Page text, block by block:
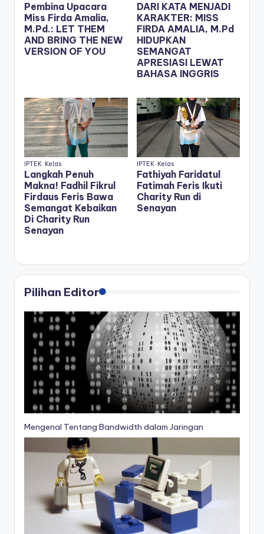
Pembina Upacara
Miss Firda Amalia,
M.Pd.: LET THEM
AND BRING THE NEW
VERSION OF YOU
DARI KATA MENJADI
KARAKTER: MISS
FIRDA AMALIA, M.Pd
HIDUPKAN
SEMANGAT
APRESIASI LEWAT
BAHASA INGGRIS
IPTEK Kelas
Langkah Penuh
Makna! Fadhil Fikrul
Firdaus Feris Bawa
Semangat Kebaikan
Di Charity Run
Senayan
IPTEK Kelas
Fathiyah Faridatul
Fatimah Feris Ikuti
Charity Run di
Senayan
Pilihan Editor
Mengenal Tentang Bandwidth dalam Jaringan